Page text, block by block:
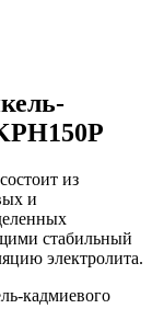
из
и
стабильный
электролита.